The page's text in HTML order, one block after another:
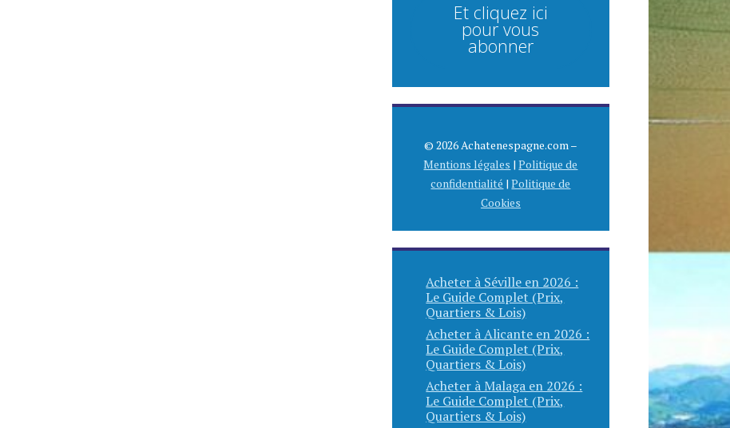
Et cliquez ici
pour vous
abonner
© 2026 Achatenespagne.com –
Mentions légales |Politique de
confidentialité |Politique de
Cookies
Acheter à Séville en 2026 :
Le Guide Complet (Prix,
Quartiers & Lois)
Acheter à Alicante en 2026 :
Le Guide Complet (Prix,
Quartiers & Lois)
Acheter à Malaga en 2026 :
Le Guide Complet (Prix,
Quartiers & Lois)